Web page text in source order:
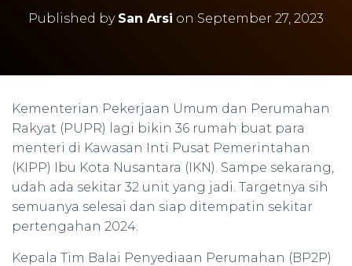
Published by San Arsi on September 27, 2023
Kementerian Pekerjaan Umum dan Perumahan
Rakyat (PUPR) lagi bikin 36 rumah buat para
menteri di Kawasan Inti Pusat Pemerintahan
(KIPP) Ibu Kota Nusantara (IKN). Sampe sekarang,
udah ada sekitar 32 unit yang jadi. Targetnya sih
semuanya selesai dan siap ditempatin sekitar
pertengahan 2024.
Kepala Tim Balai Penyediaan Perumahan (BP2P)